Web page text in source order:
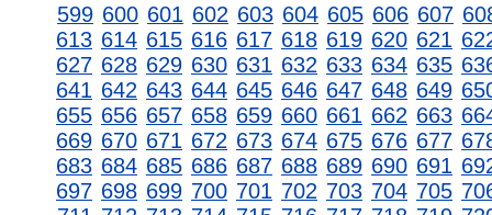
599 600 601 602 603 604 605 606 607
613 614 615 616 617 618 619 620 621
627 628 629 630 631 632 633 634 635
641 642 643 644 645 646 647 648 649
655 656 657 658 659 660 661 662 663
669 670 671 672 673 674 675 676 677
683 684 685 686 687 688 689 690 691
697 698 699 700 701 702 703 704 705